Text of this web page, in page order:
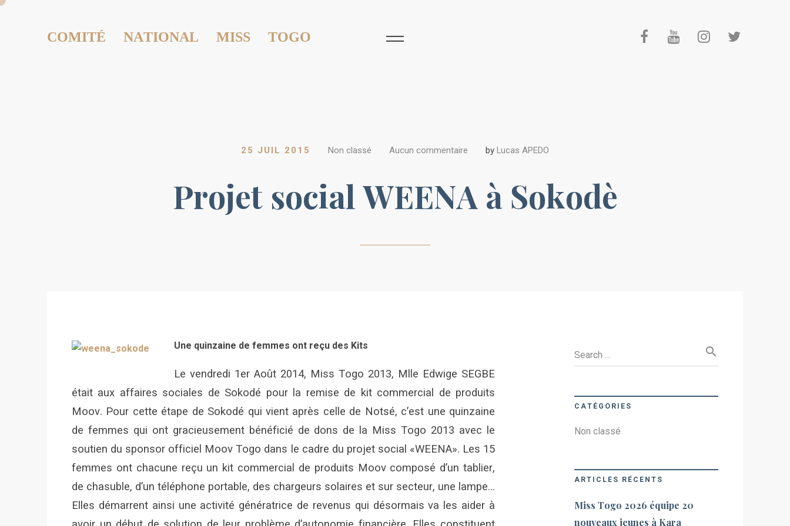
COMITÉ NATIONAL MISS TOGO
25 JUIL 2015 Non classé Aucun commentaire by Lucas APEDO
Projet social WEENA à Sokodè
Une quinzaine de femmes ont reçu des Kits
Le vendredi 1er Août 2014, Miss Togo 2013, Mlle Edwige SEGBE
était aux affaires sociales de Sokodé pour la remise de kit commercial de produits
Moov. Pour cette étape de Sokodé qui vient après celle de Notsé, c’est une quinzaine
de femmes qui ont gracieusement bénéficié de dons de la Miss Togo 2013 avec le
soutien du sponsor officiel Moov Togo dans le cadre du projet social «WEENA». Les 15
femmes ont chacune reçu un kit commercial de produits Moov composé d’un tablier,
de chasuble, d’un téléphone portable, des chargeurs solaires et sur secteur, une lampe…
Elles démarrent ainsi une activité génératrice de revenus qui désormais va les aider à
Search … search
CATÉGORIES
Non classé
ARTICLES RÉCENTS
Miss Togo 2026 équipe 20
nouveaux jeunes à Kara